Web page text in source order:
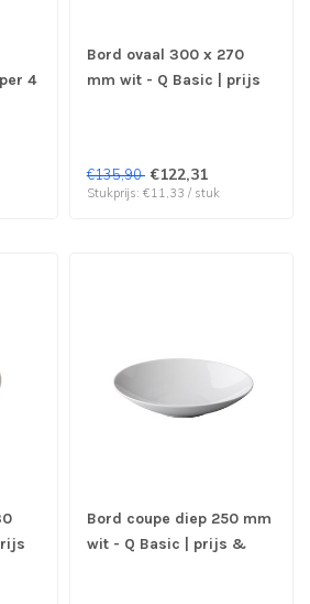
4
Bord ovaal 300 x 270
mm wit - Q Basic | prijs
€135,90 €122,31
Stukprijs: €11,33 / stuk
Bord coupe diep 250 mm
wit - Q Basic | prijs &